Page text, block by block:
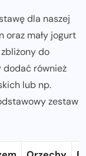
dla naszej
oraz mały jogurt
do
dodać również
lub np.
zestaw